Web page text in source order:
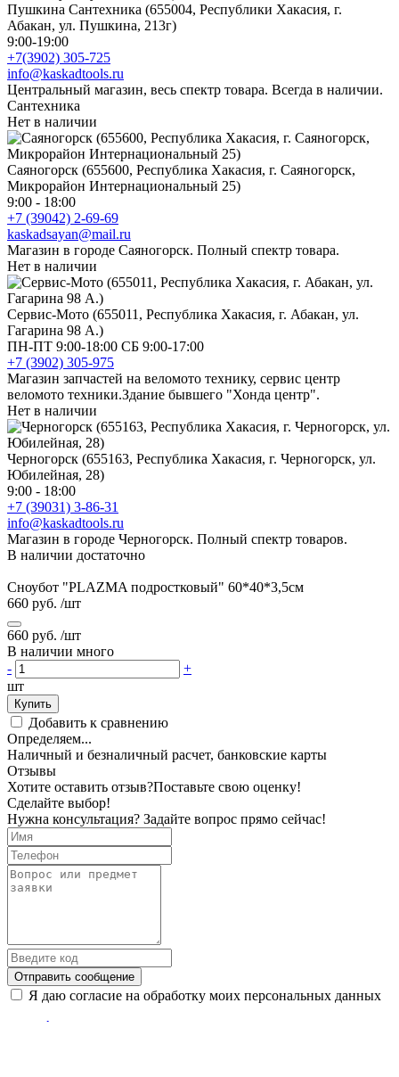
Пушкина Сантехника (655004, Республики Хакасия, г.
Абакан, ул. Пушкина, 213г)
9:00-19:00
+7(3902) 305-725
info@kaskadtools.ru
Центральный магазин, весь спектр товара. Всегда в наличии.
Сантехника
Нет в наличии
Саяногорск (655600, Республика Хакасия, г. Саяногорск,
Микрорайон Интернациональный 25)
9:00 - 18:00
+7 (39042) 2-69-69
kaskadsayan@mail.ru
Магазин в городе Саяногорск. Полный спектр товара.
Нет в наличии
Сервис-Мото (655011, Республика Хакасия, г. Абакан, ул.
Гагарина 98 А.)
ПН-ПТ 9:00-18:00 СБ 9:00-17:00
+7 (3902) 305-975
Магазин запчастей на веломото технику, сервис центр
веломото техники.Здание бывшего "Хонда центр".
Нет в наличии
Черногорск (655163, Республика Хакасия, г. Черногорск, ул.
Юбилейная, 28)
9:00 - 18:00
+7 (39031) 3-86-31
info@kaskadtools.ru
Магазин в городе Черногорск. Полный спектр товаров.
В наличии достаточно
Сноубот "PLAZMA подростковый" 60*40*3,5см
660 руб. /шт
660 руб. /шт
В наличии много
-
+
шт
Купить
Добавить к сравнению
Определяем...
Наличный и безналичный расчет, банковские карты
Отзывы
Хотите оставить отзыв?Поставьте свою оценку!
Сделайте выбор!
Нужна консультация? Задайте вопрос прямо сейчас!
Отправить сообщение
Я даю согласие на обработку моих персональных данных
Акции и скидки